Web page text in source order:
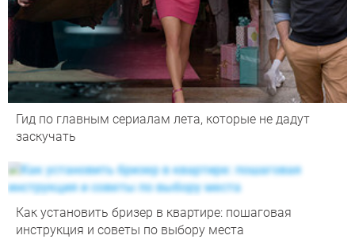
Гид по главным сериалам лета, которые не дадут
заскучать
Как установить бризер в квартире: пошаговая
инструкция и советы по выбору места